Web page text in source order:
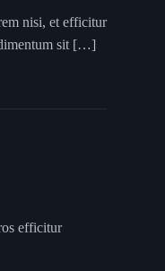
nisi, et efficitur
sit […]
efficitur